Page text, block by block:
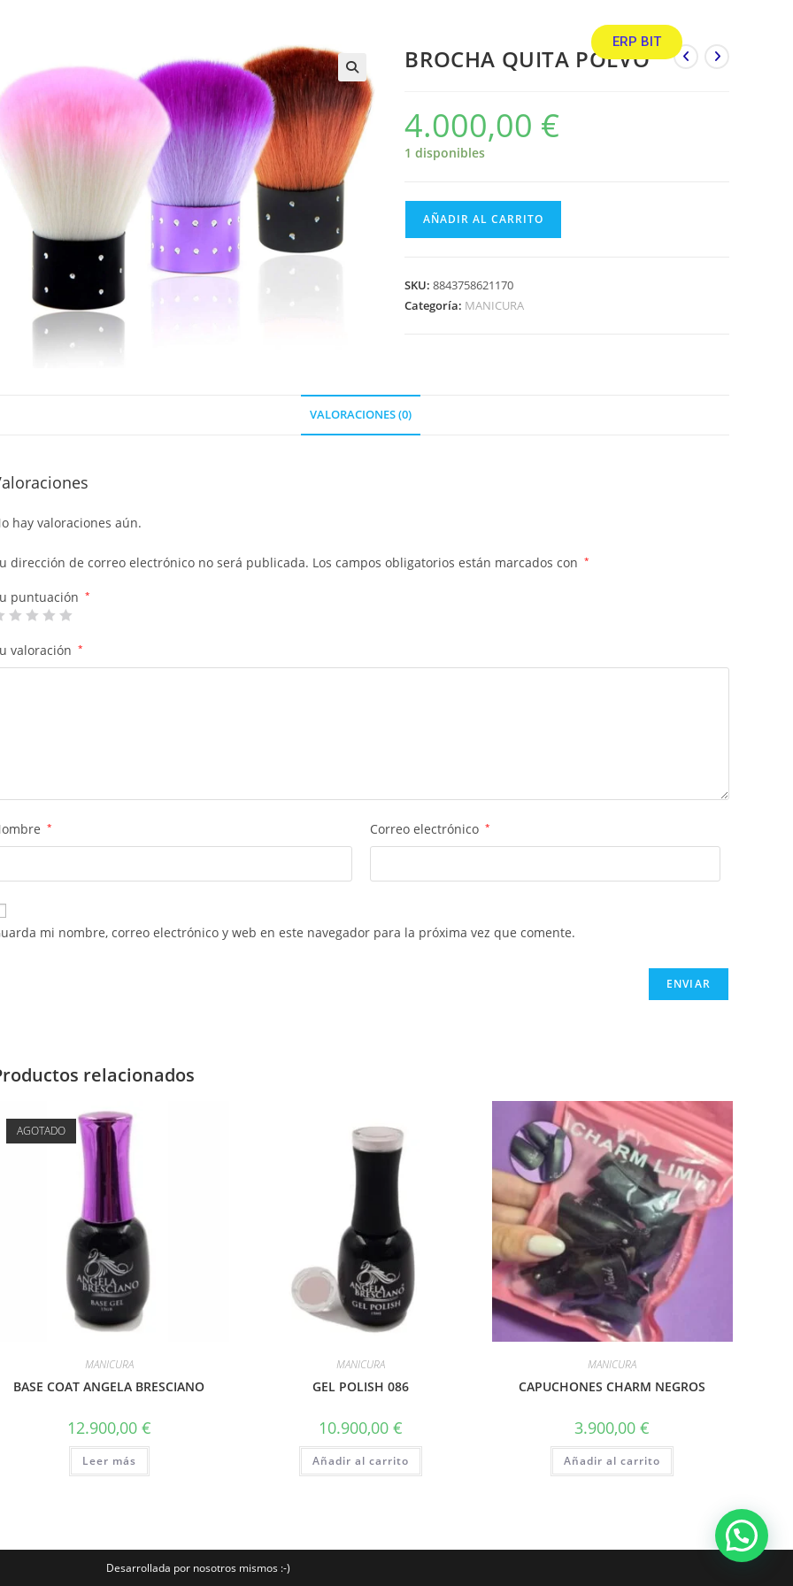
ERP BIT
BROCHA QUITA POLVO
4.000,00 €
1 disponibles
AÑADIR AL CARRITO
SKU:8843758621170
Categoría: MANICURA
VALORACIONES (0)
hay valoraciones aún.
dirección de correo electrónico no será publicada. Los campos obligatorios están marcados con *
puntuación *
valoración *
* Correo electrónico *
mi nombre, correo electrónico y web en este navegador para la próxima vez que comente.
relacionados
AGOTADO
MANICURA
BASE COAT ANGELA BRESCIANO
12.900,00 €
Leer más
MANICURA
GEL POLISH 086
10.900,00 €
Añadir al carrito
MANICURA
CAPUCHONES CHARM NEGROS
3.900,00€
Añadir al carrito
Desarrollada por nosotros mismos :-)